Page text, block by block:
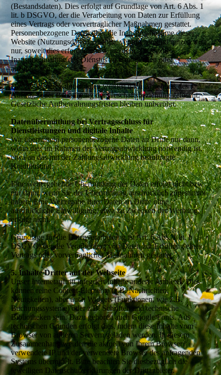
(Bestandsdaten). Dies erfolgt auf Grundlage von Art. 6 Abs. 1
lit. b DSGVO, der die Verarbeitung von Daten zur Erfüllung
eines Vertrags oder vorvertraglicher Maßnahmen gestattet.
Personenbezogene Daten über die Inanspruchnahme dieser
Website (Nutzungsdaten) erheben, verarbeiten und nutzen wir
nur, soweit dies erforderlich ist, um dem Nutzer die
Inanspruchnahme des Dienstes zu ermöglichen oder
abzurechnen.
Die erhobenen Kundendaten werden nach Abschluss des
Auftrags oder Beendigung der Geschäftsbeziehung gelöscht.
Gesetzliche Aufbewahrungsfristen bleiben unberührt.
Datenübermittlung bei Vertragsschluss für
Dienstleistungen und digitale Inhalte
Wir übermitteln personenbezogene Daten an Dritte nur dann,
wenn dies im Rahmen der Vertragsabwicklung notwendig ist,
etwa an das mit der Zahlungsabwicklung beauftragte
Kreditinstitut.
Eine weitergehende Übermittlung der Daten erfolgt nicht bzw.
nur dann, wenn Sie der Übermittlung ausdrücklich zugestimmt
haben. Eine Weitergabe Ihrer Daten an Dritte ohne
ausdrückliche Einwilligung, etwa zu Zwecken der Werbung,
erfolgt nicht.
Grundlage für die Datenverarbeitung ist Art. 6 Abs. 1 lit. b
DSGVO, der die Verarbeitung von Daten zur Erfüllung eines
Vertrags oder vorvertraglicher Maßnahmen gestattet.
5. Inhalte Dritter auf der Webseite
Unser Internetauftritt integriert Inhalte anderer Anbieter. Dies
können reine Content-Elemente (z.B. Nachrichten,
Neuigkeiten), aber auch Widgets (Funktionen, wie z.B.
Buchungssysteme) oder z.B. Schriften und technische
Bibliotheken sein. Dazu gehören auch Google Fonts. Aus
technischen Gründen erfolgt dies, indem diese Inhalte vom
Browser von anderen Servern geladen werden. In diesem
Zusammenhang werden die aktuell von Ihrem Browser
verwendete IP und der verwendete Browser des anfragenden
Systems übermittelt. Bitte beachten Sie diesbezüglich die
jeweiligen Datenschutzerklärungen der Drittanbieter.